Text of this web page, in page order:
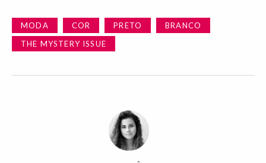
MODA COR PRETO
BRANCO
THE MYSTERY ISSUE